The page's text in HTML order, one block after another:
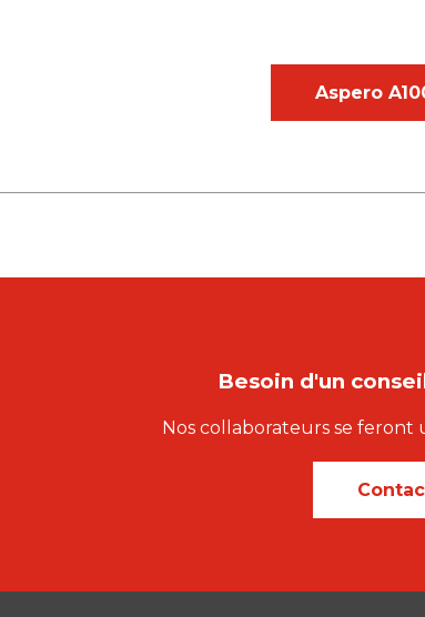
Aspero
Besoin d'un
Nos collaborateurs se feront